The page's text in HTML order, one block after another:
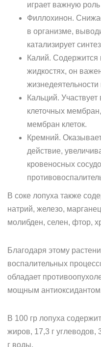
играет важную
Филлохинон.
в организме,
катализирует
Калий. Содержится
жидкостях, он
жизнедеятельности
Кальций.
клеточных
мембран клеток.
Кремний.
действие,
кровеносных
В соке лопуха также
натрий, железо,
молибден, селен, фтор,
Благодаря этому
воспалительных
обладает
мощным
В 100 гр лопуха
жиров, 17,3 г углеводов,
г воды.